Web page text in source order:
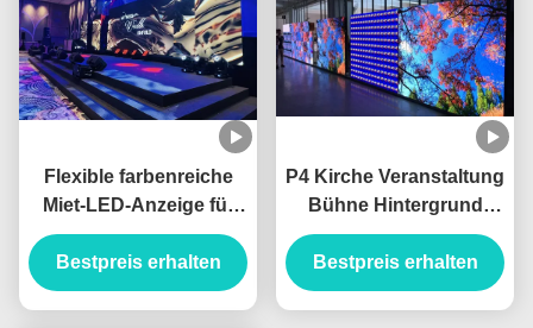
Flexible farbenreiche
Miet-LED-Anzeige für
Konferenzzimmer berät
sich üb Kirche
Bestpreis erhalten
P4 Kirche Veranstaltung
Bühne Hintergrund
Miete Led Video Wand
Mietbildschirm
Bestpreis erhalten